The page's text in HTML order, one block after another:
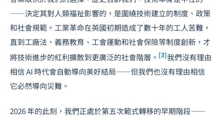
——決定其對人類福祉影響的，是圍繞技術建立的制度、政策
和社會規範。工業革命在英國初期造成了數十年的工人苦難，
直到工廠法、義務教育、工會運動和社會保險等制度創新，才
將技術進步的紅利擴散到更廣泛的社會階層。 [3]我們沒有理由
相信 AI 時代會自動導向美好結局——但我們也沒有理由相信
它必然導向災難。
2026 年的此刻，我們正處於第五次範式轉移的早期階段——